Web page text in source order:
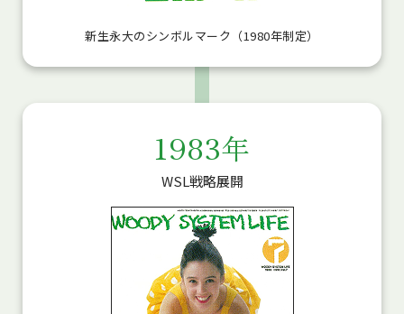
新生永大のシンボルマーク（1980年制定）
1983年
WSL戦略展開